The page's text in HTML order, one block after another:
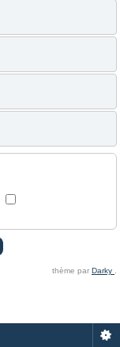
thème par Darky